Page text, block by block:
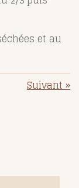
et au
Suivant»